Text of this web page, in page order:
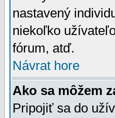
nastavený
niekoľko
fórum, atď.
Návrat hore
Ako sa môžem
Pripojiť sa do